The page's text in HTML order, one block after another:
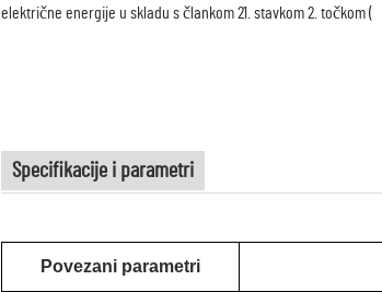
električne energije u skladu s člankom 21. stavkom 2. točkom (
Specifikacije i parametri
Povezani parametri